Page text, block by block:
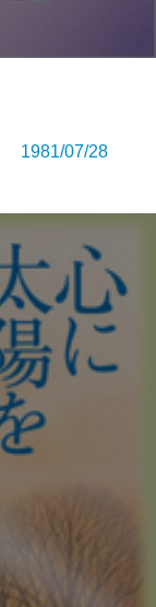
1981/07/28